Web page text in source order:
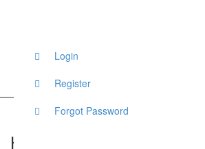
Login
Register
Forgot Password
Hochzeitsperle – Wir